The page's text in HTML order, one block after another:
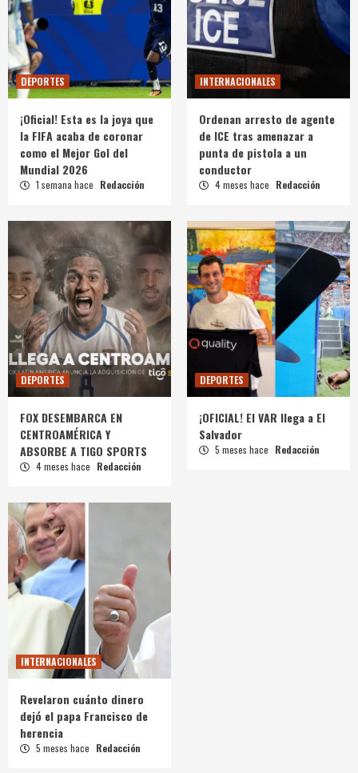
DEPORTES
¡Oficial! Esta es la joya que
la FIFA acaba de coronar
como el Mejor Gol del
Mundial 2026
1 semana hace Redacción
INTERNACIONALES
Ordenan arresto de agente
de ICE tras amenazar a
punta de pistola a un
conductor
4 meses hace Redacción
DEPORTES
FOX DESEMBARCA EN
CENTROAMÉRICA Y
ABSORBE A TIGO SPORTS
4 meses hace Redacción
DEPORTES
¡OFICIAL! El VAR llega a El
Salvador
5 meses hace Redacción
INTERNACIONALES
Revelaron cuánto dinero
dejó el papa Francisco de
herencia
5 meses hace Redacción